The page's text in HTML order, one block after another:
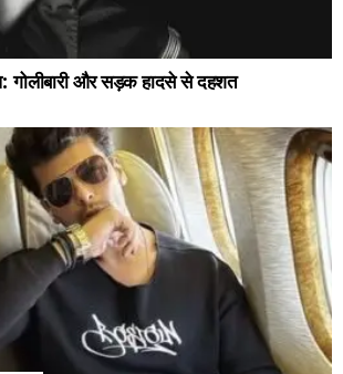
गोलीबारी और सड़क हादसे से दहशत